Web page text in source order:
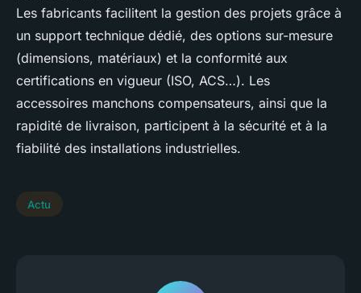
Les fabricants facilitent la gestion des projets grâce à
un support technique dédié, des options sur-mesure
(dimensions, matériaux) et la conformité aux
certifications en vigueur (ISO, ACS…). Les
accessoires manchons compensateurs, ainsi que la
rapidité de livraison, participent à la sécurité et à la
fiabilité des installations industrielles.
Actu